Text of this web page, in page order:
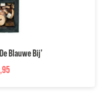
Blauwe Bij’